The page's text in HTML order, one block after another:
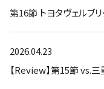
第16節 トヨタヴェルブ
2026.04.23
【Review】第15節 vs.